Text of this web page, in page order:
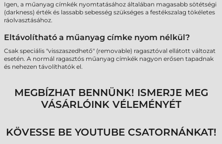
Igen, a műanyag címkék nyomtatásához általában magasabb sötétségi
(darkness) érték és lassabb sebesség szükséges a festékszalag tökéletes
ráolvasztásához.
Eltávolítható a műanyag címke nyom nélkül?
Csak speciális "visszaszedhető" (removable) ragasztóval ellátott változat
esetén. A normál ragasztós műanyag címkék nagyon erősen tapadnak
és nehezen távolíthatók el.
MEGBÍZHAT BENNÜNK! ISMERJE MEG
VÁSÁRLÓINK VÉLEMÉNYÉT
KÖVESSE BE YOUTUBE CSATORNÁNKAT!